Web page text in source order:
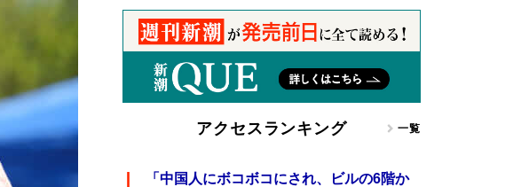
アクセスランキング 一覧
「中国人にボコボコにされ、ビルの6階か